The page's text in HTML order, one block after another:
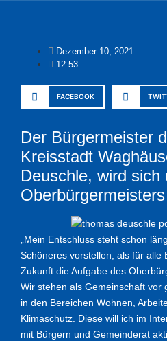
Dezember 10, 2021
12:53
FACEBOOK
Der Bürgermeister
Kreisstadt
Deuschle, wird
„Mein Entschluss steht schon
Schöneres vorstellen, als für alle
Zukunft die Aufgabe des
Wir stehen als Gemeinschaft vor
in den Bereichen Wohnen,
Klimaschutz. Diese will ich im
mit Bürgern und Gemeinderat